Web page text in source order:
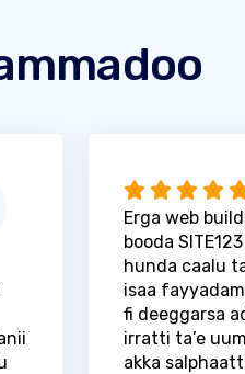
Erga web
booda
hunda caalu
isaa
fi deeggarsa
irratti ta’e
akka